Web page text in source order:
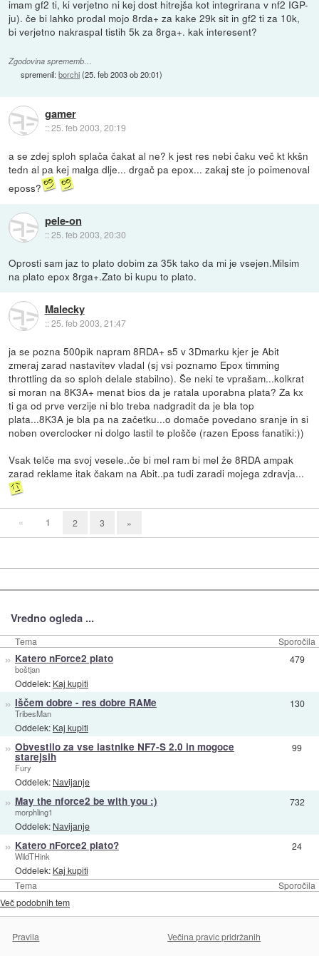
imam gf2 ti, ki verjetno ni kej dost hitrejša kot integrirana v nf2 IGP-
ju). če bi lahko prodal mojo 8rda+ za kake 29k sit in gf2 ti za 10k,
bi verjetno nakraspal tistih 5k za 8rga+. kak interesent?
Zgodovina sprememb…
spremenil:borchi(25. feb 2003 ob 20:01)
gamer
::25. feb 2003, 20:19
a se zdej sploh splača čakat al ne? k jest res nebi čaku več kt kkšn
tedn al pa kej malga dlje... drgač pa epox... zakaj ste jo poimenoval
eposs?
pele-on
::25. feb 2003, 20:30
Oprosti sam jaz to plato dobim za 35k tako da mi je vsejen.Milsim
na plato epox 8rga+.Zato bi kupu to plato.
Malecky
::25. feb 2003, 21:47
ja se pozna 500pik napram 8RDA+ s5 v 3Dmarku kjer je Abit
zmeraj zarad nastavitev vladal (sj vsi poznamo Epox timming
throttling da so sploh delale stabilno). Še neki te vprašam...kolkrat
si moran na 8K3A+ menat bios da je ratala uporabna plata? Za kx
ti ga od prve verzije ni blo treba nadgradit da je bla top
plata...8K3A je bla pa na začetku...o domače povedano sranje in si
noben overclocker ni dolgo lastil te plošče (razen Eposs fanatiki:))
Vsak telče ma svoj vesele..če bi mel ram bi mel že 8RDA ampak
zarad reklame itak čakam na Abit..pa tudi zaradi mojega zdravja...
« 1 2 3 »
Vredno ogleda ...
Tema Sporočila
Tema Sporočila
» Katero nForce2 plato
boštjan
Oddelek: Kaj kupiti
479
» Iščem dobre - res dobre RAMe
TribesMan
Oddelek: Kaj kupiti
130
» Obvestilo za vse lastnike NF7-S 2.0 in mogoce
starejsih
Fury
Oddelek: Navijanje
99
» May the nforce2 be with you :)
morphling1
Oddelek: Navijanje
732
» Katero nForce2 plato?
WildTHink
Oddelek: Kaj kupiti
24
Več podobnih tem
Pravila
Večina pravic pridržanih